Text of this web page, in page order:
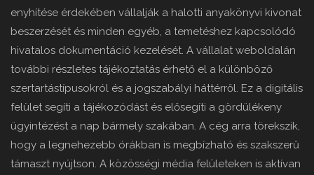
enyhítése érdekében vállalják a halotti anyakönyvi kivonat
beszerzését és minden egyéb, a temetéshez kapcsolódó
hivatalos dokumentáció kezelését. A vállalat weboldalán
további részletes tájékoztatás érhető el a különböző
szertartástípusokról és a jogszabályi háttérről. Ez a digitális
felület segíti a tájékozódást és elősegíti a gördülékeny
ügyintézést a nap bármely szakában. A cég arra törekszik,
hogy a legnehezebb órákban is megbízható és szakszerű
támaszt nyújtson. A közösségi média felületeken is aktívan